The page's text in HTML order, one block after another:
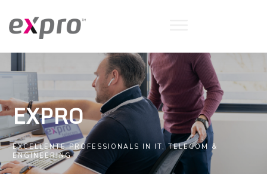
EXPRO
EXCELLENTE PROFESSIONALS IN IT, TELECOM &
ENGINEERING